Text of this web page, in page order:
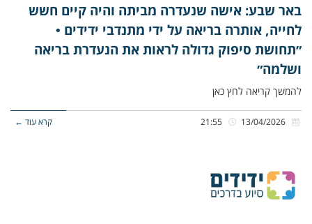
באר שבע: אישה שנעדרה מביתה והיה קיים חשש
לחייה, אותרה בריאה על ידי מתנדבי ידידים •
״תחושת סיפוק גדולה לראות את הנעדרת בריאה
ושלמה״
להמשך קריאה לחץ כאן
קרא עוד ←